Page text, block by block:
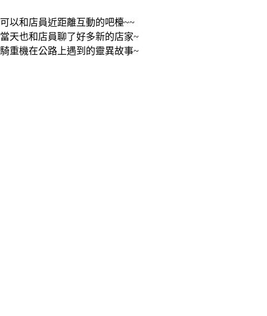
可以和店員近距離互動的吧檯~~
當天也和店員聊了好多新的店家~
騎重機在公路上遇到的靈異故事~